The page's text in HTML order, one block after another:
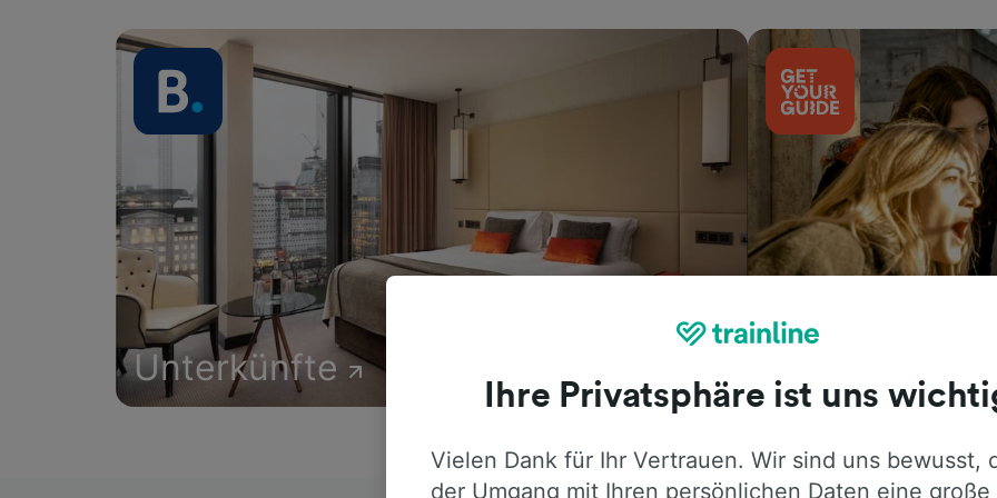
Unterkünfte
Ihre Privatsphäre ist uns
Vielen Dank für Ihr Vertrauen. Wir sind uns bewusst,
der Umgang mit Ihren persönlichen Daten eine große